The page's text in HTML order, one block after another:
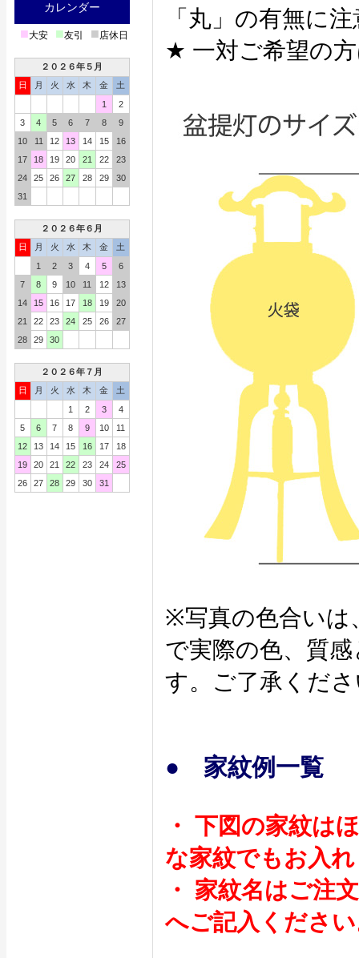
カレンダー
■大安 ■友引 ■店休日
２０２６年５月
日
月 火 水 木 金
土
1
2
3
4 5 6 7 8
9
10
11 12 13 14 15
16
17
18 19 20 21 22
23
24
25 26 27 28 29
30
31
２０２６年６月
日
月 火 水 木 金
土
1
2 3 4 5
6
7
8 9 10 11 12
13
14
15 16 17 18 19
20
21
22 23 24 25 26
27
28
29 30
２０２６年７月
日
月 火 水 木 金
土
1
2 3
4
5
6 7 8 9 10
11
12
13 14 15 16 17
18
19
20 21 22 23 24
25
26
27 28 29 30 31
「丸」の有無に
★ 一対ご希望の
※写真の色合いは
で実際の色、質
す。ご了承くだ
● 家紋例一覧
・ 下図の家紋は
な家紋でもお入
・ 家紋名はご注
へご記入くださ